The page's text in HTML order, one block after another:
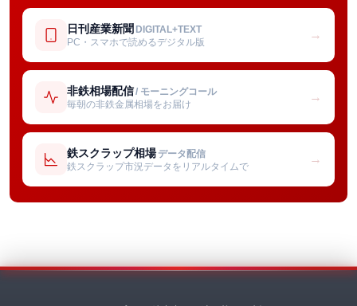
日刊産業新聞 DIGITAL+TEXT
PC・スマホで読めるデジタル版
→
非鉄相場配信/ モーニングコール
毎朝の非鉄金属相場をお届け
→
鉄スクラップ相場 データ配信
鉄スクラップ市況データをリアルタイムで
→